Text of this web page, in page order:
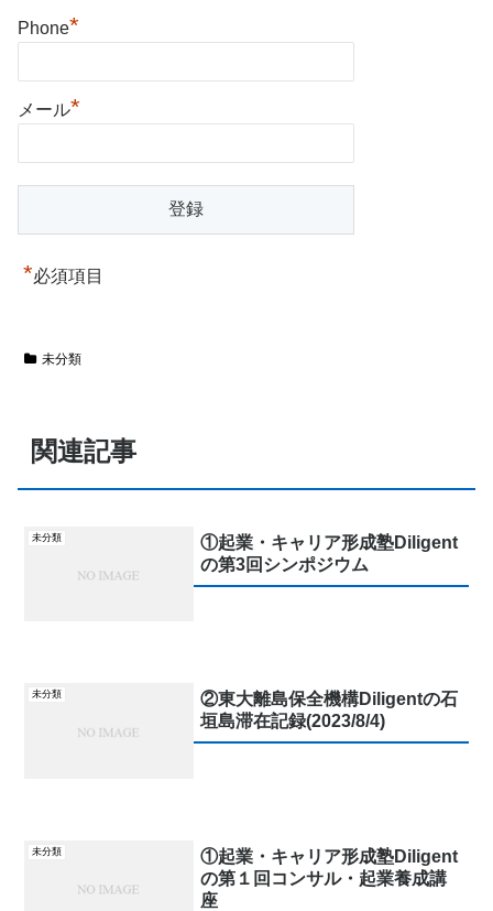
Phone*
メール*
*必須項目
未分類
関連記事
未分類
①起業・キャリア形成塾Diligent
の第3回シンポジウム
未分類
②東大離島保全機構Diligentの石
垣島滞在記録(2023/8/4)
未分類
①起業・キャリア形成塾Diligent
の第１回コンサル・起業養成講
座